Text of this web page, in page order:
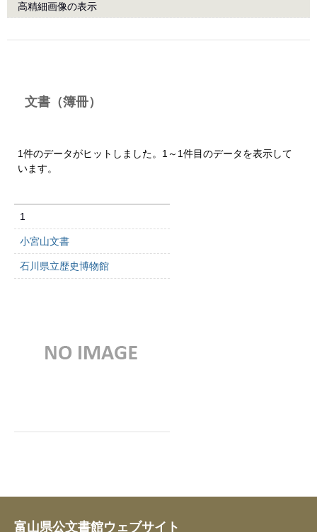
高精細画像の表示
文書（簿冊）
1件のデータがヒットしました。1～1件目のデータを表示して
います。
1
小宮山文書
石川県立歴史博物館
富山県公文書館ウェブサイト